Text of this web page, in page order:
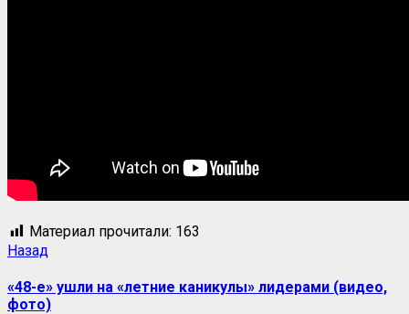
Материал прочитали: 163
Навигация
записи
Назад
«48-е» ушли на «летние каникулы» лидерами (видео,
фото)